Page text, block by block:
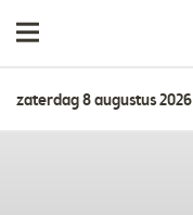
zaterdag 8 augustus 2026